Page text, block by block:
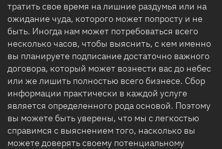
тратить свое время на лишние раздумья или на
ожидание чуда, которого может попросту и не
быть. Иногда нам может потребоваться всего
несколько часов, чтобы выяснить, с кем именно
вы планируете подписание достаточно важного
договора, который может вознести вас до небес
или же лишить полностью всего бизнесе. Сбор
информации практически в каждой услуге
является определенного рода основой. Поэтому
вы можете быть уверены, что мы с легкостью
справимся с выяснением того, насколько вы
можете доверять своему потенциальному